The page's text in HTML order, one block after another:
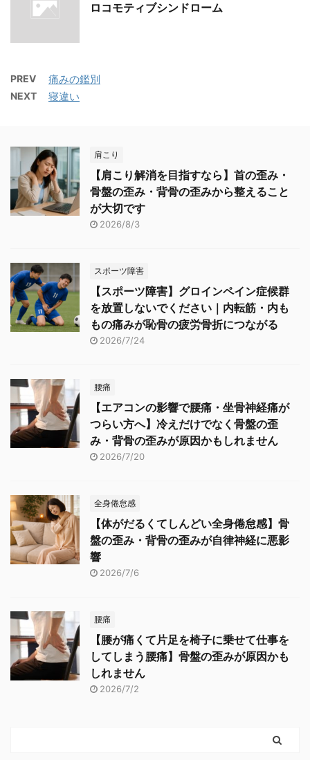
ロコモティブシンドローム
PREV 痛みの鑑別
NEXT 寝違い
肩こり
【肩こり解消を目指すなら】首の歪み・
骨盤の歪み・背骨の歪みから整えること
が大切です
2026/8/3
スポーツ障害
【スポーツ障害】グロインペイン症候群
を放置しないでください｜内転筋・内も
もの痛みが恥骨の疲労骨折につながる
2026/7/24
腰痛
【エアコンの影響で腰痛・坐骨神経痛が
つらい方へ】冷えだけでなく骨盤の歪
み・背骨の歪みが原因かもしれません
2026/7/20
全身倦怠感
【体がだるくてしんどい全身倦怠感】骨
盤の歪み・背骨の歪みが自律神経に悪影
響
2026/7/6
腰痛
【腰が痛くて片足を椅子に乗せて仕事を
してしまう腰痛】骨盤の歪みが原因かも
しれません
2026/7/2